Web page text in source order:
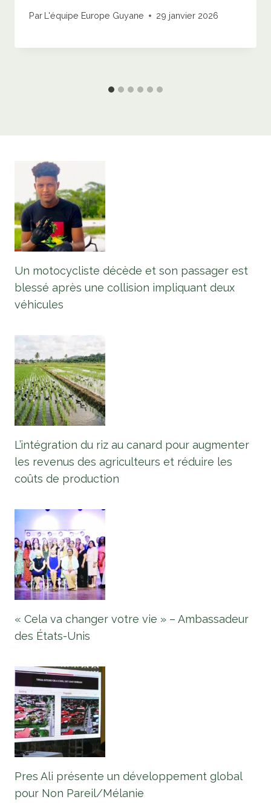
Par L'équipe Europe Guyane 29 janvier 2026
Un motocycliste décède et son passager est
blessé après une collision impliquant deux
véhicules
L’intégration du riz au canard pour augmenter
les revenus des agriculteurs et réduire les
coûts de production
« Cela va changer votre vie » – Ambassadeur
des États-Unis
Pres Ali présente un développement global
pour Non Pareil/Mélanie